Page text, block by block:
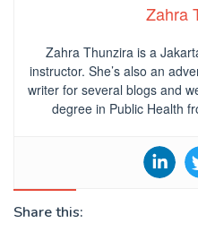
Zahra
Zahra Thunzira is a
instructor. She’s also an
writer for several blogs and
degree in Public Health
Share this: